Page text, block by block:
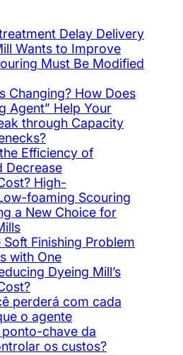
Delay Delivery
Wants to Improve
Must Be Modified
Changing? How Does
Agent” Help Your
through Capacity
Efficiency of
Decrease
High-
foaming Scouring
a New Choice for
Finishing Problem
with One
Dyeing Mill’s
perderá com cada
o agente
chave da
os custos?